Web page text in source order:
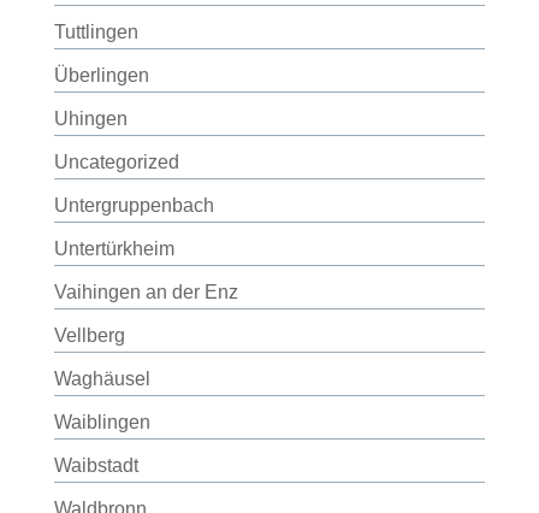
Tuttlingen
Überlingen
Uhingen
Uncategorized
Untergruppenbach
Untertürkheim
Vaihingen an der Enz
Vellberg
Waghäusel
Waiblingen
Waibstadt
Waldbronn